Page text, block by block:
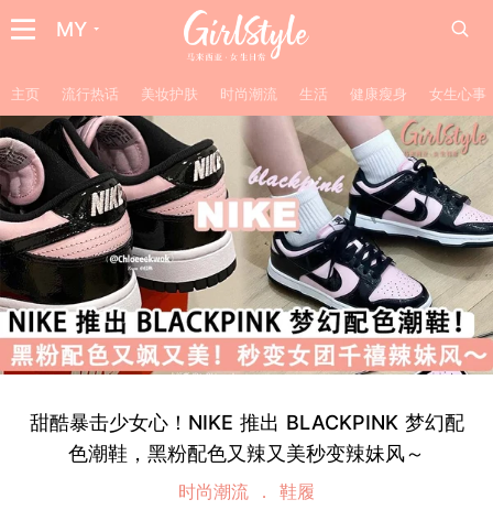
MY
主页 流行热话 美妆护肤 时尚潮流 生活 健康瘦身 女生心事
甜酷暴击少女心！NIKE 推出 BLACKPINK 梦幻配
色潮鞋，黑粉配色又辣又美秒变辣妹风～
时尚潮流 鞋履